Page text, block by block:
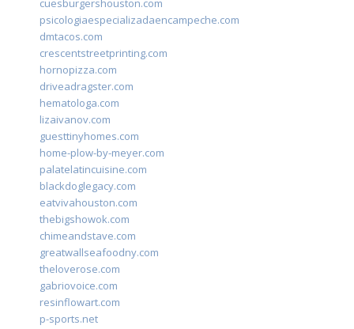
cuesburgershouston.com
psicologiaespecializadaencampeche.com
dmtacos.com
crescentstreetprinting.com
hornopizza.com
driveadragster.com
hematologa.com
lizaivanov.com
guesttinyhomes.com
home-plow-by-meyer.com
palatelatincuisine.com
blackdoglegacy.com
eatvivahouston.com
thebigshowok.com
chimeandstave.com
greatwallseafoodny.com
theloverose.com
gabriovoice.com
resinflowart.com
p-sports.net